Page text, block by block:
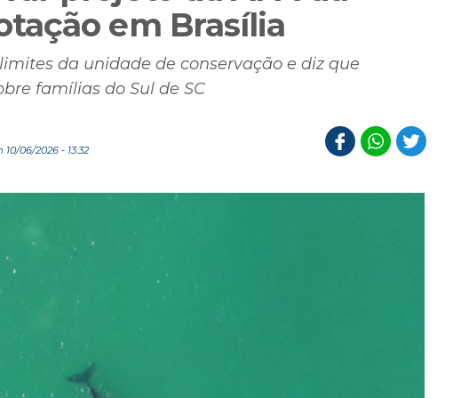
em Brasília
da unidade de conservação e diz que
famílias do Sul de SC
06/2026 - 13:32